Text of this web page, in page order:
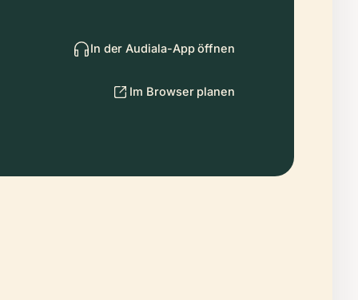
In der Audiala-App öffnen
Im Browser planen